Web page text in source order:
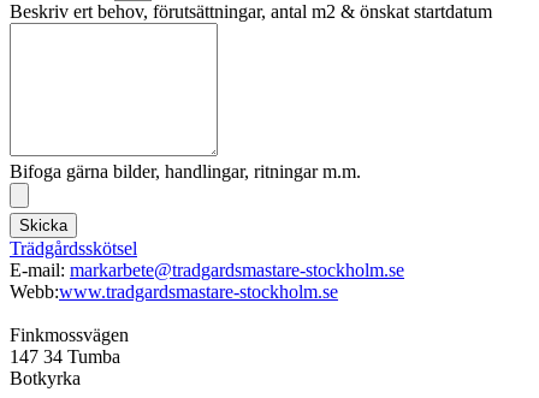
Beskriv ert behov, förutsättningar, antal m2 & önskat startdatum
Bifoga gärna bilder, handlingar, ritningar m.m.
Skicka
Trädgårdsskötsel
E-mail: markarbete@tradgardsmastare-stockholm.se
Webb:www.tradgardsmastare-stockholm.se
Finkmossvägen
147 34 Tumba
Botkyrka